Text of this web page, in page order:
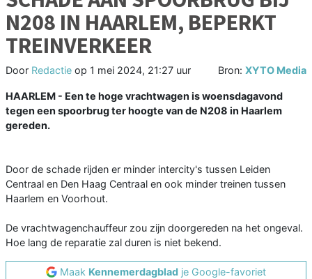
N208 IN HAARLEM, BEPERKT
TREINVERKEER
Door Redactie op 1 mei 2024, 21:27 uur Bron: XYTO Media
HAARLEM - Een te hoge vrachtwagen is woensdagavond
tegen een spoorbrug ter hoogte van de N208 in Haarlem
gereden.
Door de schade rijden er minder intercity's tussen Leiden
Centraal en Den Haag Centraal en ook minder treinen tussen
Haarlem en Voorhout.
De vrachtwagenchauffeur zou zijn doorgereden na het ongeval.
Hoe lang de reparatie zal duren is niet bekend.
Maak Kennemerdagblad je Google-favoriet